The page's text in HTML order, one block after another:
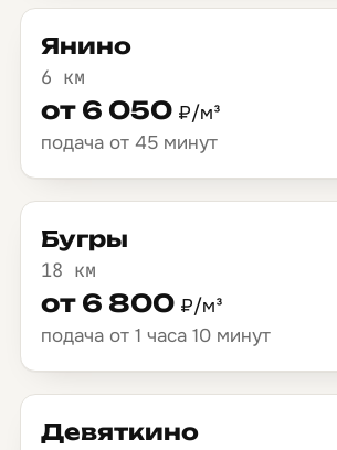
Янино
6 км
от 6 050 ₽/м³
подача от 45 минут
Бугры
18 км
от 6 800 ₽/м³
подача от 1 часа 10 минут
Девяткино